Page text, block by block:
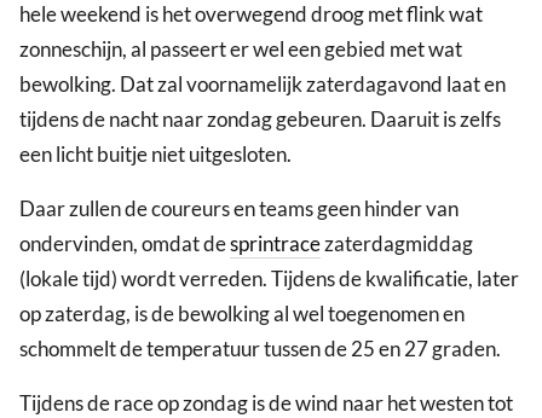
hele weekend is het overwegend droog met flink wat
zonneschijn, al passeert er wel een gebied met wat
bewolking. Dat zal voornamelijk zaterdagavond laat en
tijdens de nacht naar zondag gebeuren. Daaruit is zelfs
een licht buitje niet uitgesloten.
Daar zullen de coureurs en teams geen hinder van
ondervinden, omdat desprintracezaterdagmiddag
(lokale tijd) wordt verreden. Tijdens de kwalificatie, later
op zaterdag, is de bewolking al wel toegenomen en
schommelt de temperatuur tussen de 25 en 27 graden.
Tijdens de race op zondag is de wind naar het westen tot